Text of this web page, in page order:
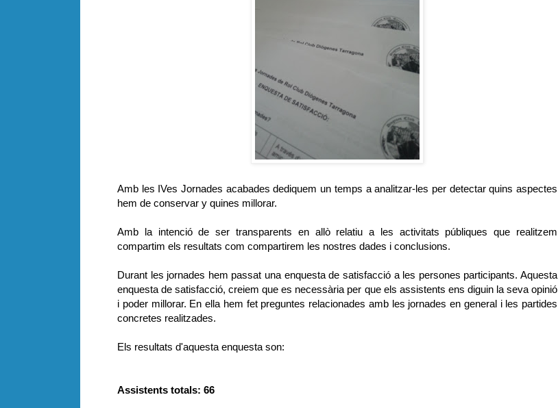
Amb les IVes Jornades acabades dediquem un temps a analitzar-les per detectar quins aspectes
hem de conservar y quines millorar.
Amb la intenció de ser transparents en allò relatiu a les activitats públiques que realitzem
compartim els resultats com compartirem les nostres dades i conclusions.
Durant les jornades hem passat una enquesta de satisfacció a les persones participants. Aquesta
enquesta de satisfacció, creiem que es necessària per que els assistents ens diguin la seva opinió
i poder millorar. En ella hem fet preguntes relacionades amb les jornades en general i les partides
concretes realitzades.
Els resultats d'aquesta enquesta son:
Assistents totals: 66